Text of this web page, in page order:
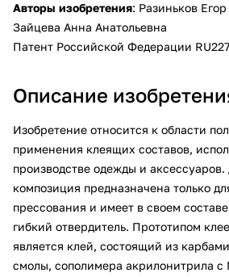
Авторы изобретения: Разиньков
Зайцева Анна Анатольевна
Патент Российской Федерации
Описание
Изобретение относится к области
применения клеящих составов,
производстве одежды и
композиция предназначена только
прессования и имеет в своем
гибкий отвердитель. Прототипом
является клей, состоящий из
смолы, сополимера акрилонитрила с